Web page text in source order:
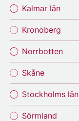
Kalmar län
Kronoberg
Norrbotten
Skåne
Stockholms län
Sörmland